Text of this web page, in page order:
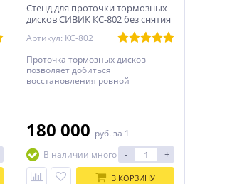
Стенд для проточки тормозных
дисков СИВИК КС-802 без снятия
Артикул: КС-802
Проточка тормозных дисков
позволяет добиться
восстановления ровной
толщины диска. После проточки
поверхности диска становятся
плоскими и параллельными, а
шумы, вибрация и биение
полностью исчезают.
180 000 руб. за 1
В наличии много
- +
В КОРЗИНУ